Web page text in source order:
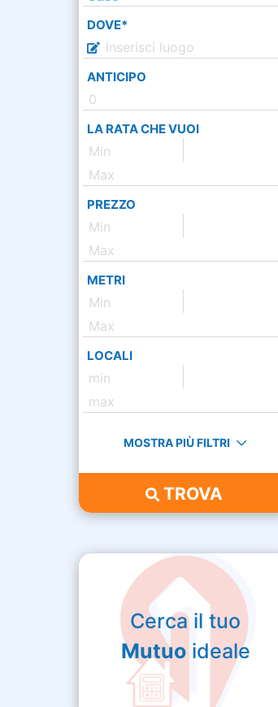
DOVE*
ANTICIPO
LA RATA CHE VUOI
PREZZO
METRI
LOCALI
MOSTRA PIÙ FILTRI
TROVA
Cerca il tuo
Mutuoideale